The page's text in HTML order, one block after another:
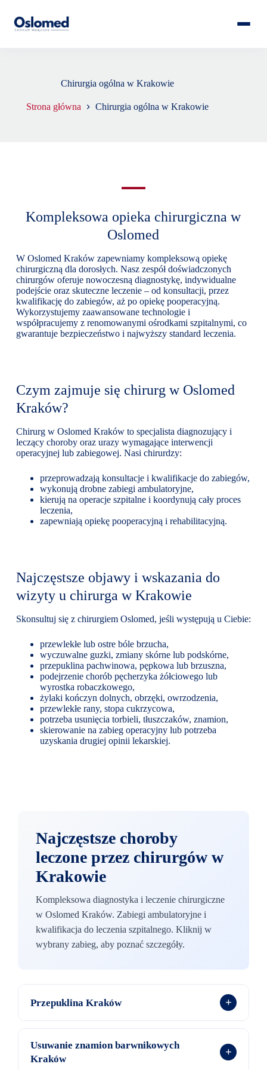
Chirurgia ogólna w Krakowie
Strona główna Chirurgia ogólna w Krakowie
Kompleksowa opieka chirurgiczna w
Oslomed
W Oslomed Kraków zapewniamy kompleksową opiekę
chirurgiczną dla dorosłych. Nasz zespół doświadczonych
chirurgów oferuje nowoczesną diagnostykę, indywidualne
podejście oraz skuteczne leczenie – od konsultacji, przez
kwalifikację do zabiegów, aż po opiekę pooperacyjną.
Wykorzystujemy zaawansowane technologie i
współpracujemy z renomowanymi ośrodkami szpitalnymi, co
gwarantuje bezpieczeństwo i najwyższy standard leczenia.
Czym zajmuje się chirurg w Oslomed
Kraków?
Chirurg w Oslomed Kraków to specjalista diagnozujący i
leczący choroby oraz urazy wymagające interwencji
operacyjnej lub zabiegowej. Nasi chirurdzy:
przeprowadzają konsultacje i kwalifikacje do zabiegów,
wykonują drobne zabiegi ambulatoryjne,
kierują na operacje szpitalne i koordynują cały proces
leczenia,
zapewniają opiekę pooperacyjną i rehabilitacyjną.
Najczęstsze objawy i wskazania do
wizyty u chirurga w Krakowie
Skonsultuj się z chirurgiem Oslomed, jeśli występują u Ciebie:
przewlekłe lub ostre bóle brzucha,
wyczuwalne guzki, zmiany skórne lub podskórne,
przepuklina pachwinowa, pępkowa lub brzuszna,
podejrzenie chorób pęcherzyka żółciowego lub
wyrostka robaczkowego,
żylaki kończyn dolnych, obrzęki, owrzodzenia,
przewlekłe rany, stopa cukrzycowa,
potrzeba usunięcia torbieli, tłuszczaków, znamion,
skierowanie na zabieg operacyjny lub potrzeba
uzyskania drugiej opinii lekarskiej.
Najczęstsze choroby
leczone przez chirurgów w
Krakowie
Kompleksowa diagnostyka i leczenie chirurgiczne
w Oslomed Kraków. Zabiegi ambulatoryjne i
kwalifikacja do leczenia szpitalnego. Kliknij w
wybrany zabieg, aby poznać szczegóły.
Przepuklina Kraków +
pacjentów do leczenia przepuklin. Drobne przepukliny
Usuwanie znamion barwnikowych
Kraków
+